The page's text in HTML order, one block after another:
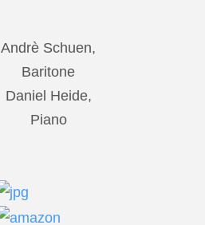
Andrè Schuen,
Baritone
Daniel Heide,
Piano